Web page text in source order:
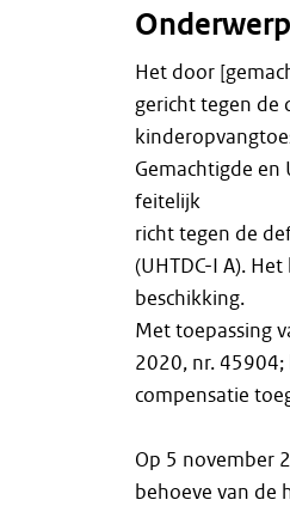
Het door
gericht tegen de
Gemachtigde en
feitelijk
richt tegen de
(UHTDC-I A).
beschikking.
Met toepassing
2020, nr. 45904;
compensatie
Op 5 november
behoeve van de